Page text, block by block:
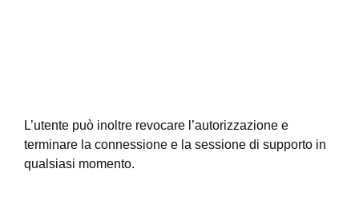
L’utente può inoltre revocare l’autorizzazione e
terminare la connessione e la sessione di supporto in
qualsiasi momento.